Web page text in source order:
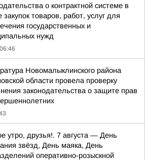
о контрактной системе в
закупок товаров, работ, услуг для
государственных и
нужд
06:46
Новомалыклинского района
области провела проверку
законодательства о защите прав
утро, друзья!. 7 августа — День
звёзд, День маяка, День
оперативно-розыскной